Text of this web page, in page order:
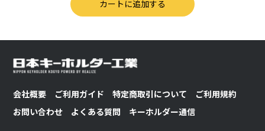
会社概要 ご利用ガイド 特定商取引について
ご利用規約
お問い合わせ
よくある質問 キーホルダー通信